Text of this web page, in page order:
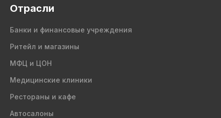
Отрасли
Банки и финансовые учреждения
Ритейл и магазины
МФЦ и ЦОН
Медицинские клиники
Рестораны и кафе
Автосалоны